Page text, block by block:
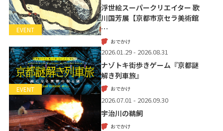
EVENT
浮世絵スーパークリエイター 歌
川国芳展【京都市京セラ美術館
…
おでかけ
EVENT
2026.01.29 - 2026.08.31
ナゾトキ街歩きゲーム『京都謎
解き列車旅』
おでかけ
2026.07.01 - 2026.09.30
宇治川の鵜飼
おでかけ